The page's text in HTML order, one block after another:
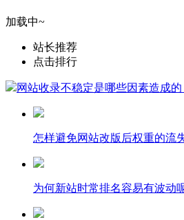
加载中~
站长推荐
点击排行
网站收录不稳定是哪些因素造成的
怎样避免网站改版后权重的流
为何新站时常排名容易有波动